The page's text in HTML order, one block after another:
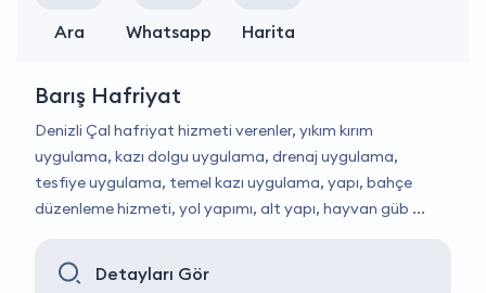
Ara Whatsapp Harita
Barış Hafriyat
Denizli Çal hafriyat hizmeti verenler, yıkım kırım
uygulama, kazı dolgu uygulama, drenaj uygulama,
tesfiye uygulama, temel kazı uygulama, yapı, bahçe
düzenleme hizmeti, yol yapımı, alt yapı, hayvan güb ...
Detayları Gör